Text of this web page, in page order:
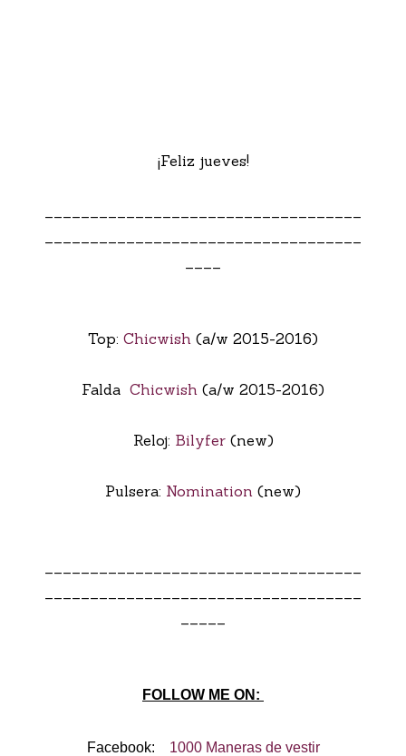
¡Feliz jueves!
Top: Chicwish (a/w 2015-2016)
Falda Chicwish (a/w 2015-2016)
Reloj: Bilyfer(new)
Pulsera: Nomination (new)
FOLLOW ME ON:
Facebook: 1000 Maneras de vestir